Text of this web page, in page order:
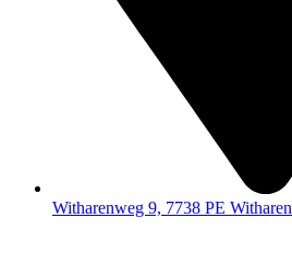
Witharenweg 9, 7738 PE Witharen